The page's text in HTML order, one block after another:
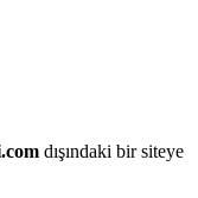
dışındaki bir siteye